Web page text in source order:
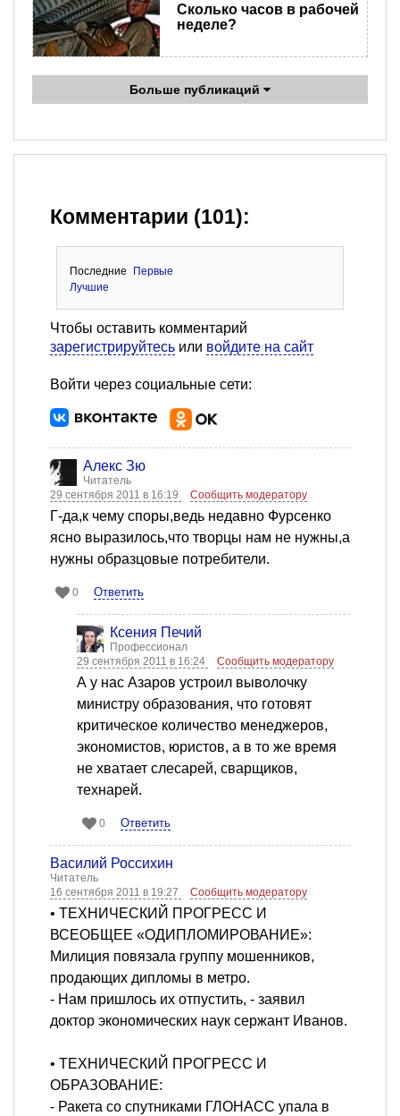
Сколько часов в рабочей
неделе?
Больше публикаций
Комментарии (101):
Последние
Первые
Лучшие
Чтобы оставить комментарий
зарегистрируйтесь или войдите на сайт
Войти через социальные сети:
Алекс Зю
Читатель
29 сентября 2011 в 16:19
Сообщить модератору
Г-да,к чему споры,ведь недавно Фурсенко
ясно выразилось,что творцы нам не нужны,а
нужны образцовые потребители.
0 Ответить
Ксения Печий
Профессионал
29 сентября 2011 в 16:24
Сообщить модератору
А у нас Азаров устроил выволочку
министру образования, что готовят
критическое количество менеджеров,
экономистов, юристов, а в то же время
не хватает слесарей, сварщиков,
технарей.
0 Ответить
Василий Россихин
Читатель
16 сентября 2011 в 19:27
Сообщить модератору
• ТЕХНИЧЕСКИЙ ПРОГРЕСС И
ВСЕОБЩЕЕ «ОДИПЛОМИРОВАНИЕ»:
Милиция повязала группу мошенников,
продающих дипломы в метро.
- Нам пришлось их отпустить, - заявил
доктор экономических наук сержант Иванов.
• ТЕХНИЧЕСКИЙ ПРОГРЕСС И
ОБРАЗОВАНИЕ:
- Ракета со спутниками ГЛОНАСС упала в